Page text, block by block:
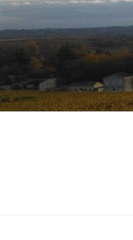
Aller
contenu
principal